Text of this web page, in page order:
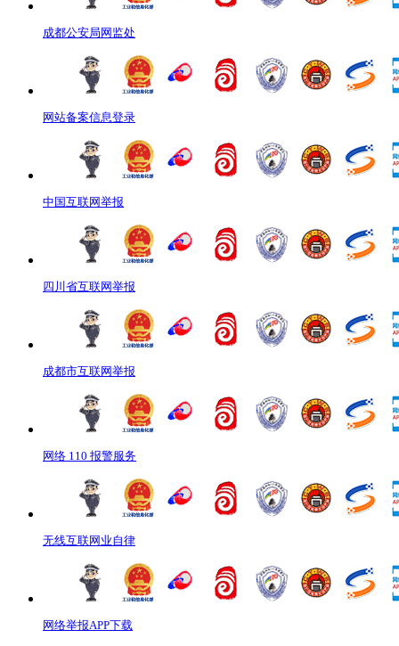
成都公安局网监处
网站备案信息登录
中国互联网举报
四川省互联网举报
成都市互联网举报
网络 110 报警服务
无线互联网业自律
网络举报APP下载